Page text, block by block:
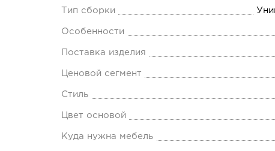
Тип сборки
Особенности
Поставка изделия
Ценовой сегмент
Стиль
Цвет основой
Куда нужна мебель